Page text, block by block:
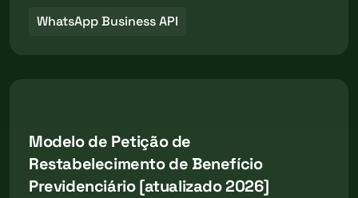
WhatsApp Business API
Modelo de Petição de
Restabelecimento de Benefício
Previdenciário [atualizado 2026]